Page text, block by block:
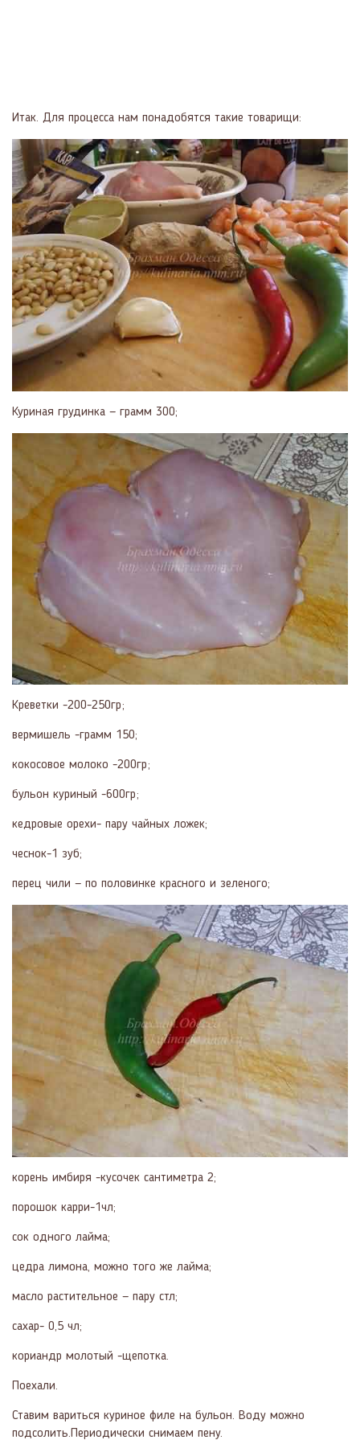
Итак. Для процесса нам понадобятся такие товарищи:
Куриная грудинка — грамм 300;
Креветки -200-250гр;
вермишель -грамм 150;
кокосовое молоко -200гр;
бульон куриный -600гр;
кедровые орехи- пару чайных ложек;
чеснок-1 зуб;
перец чили — по половинке красного и зеленого;
корень имбиря -кусочек сантиметра 2;
порошок карри-1чл;
сок одного лайма;
цедра лимона, можно того же лайма;
масло растительное — пару стл;
сахар- 0,5 чл;
кориандр молотый -щепотка.
Поехали.
Ставим вариться куриное филе на бульон. Воду можно
подсолить.Периодически снимаем пену.